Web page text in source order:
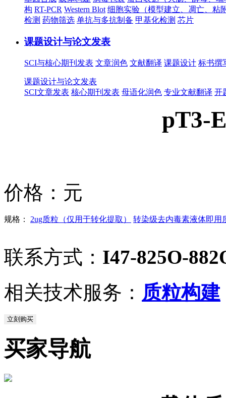
构 RT-PCR Western Blot 细胞实验（模型建立、凋亡、粘
检测 药物筛选 单抗与多抗制备 甲基化检测 芯片
课题设计与论文发表
SCI与核心期刊发表 文章润色 文献翻译 课题设计 标书撰
课题设计与论文发表
SCI文章发表 核心期刊发表 母语化润色 专业文献翻译 开
pT3-
价格： 元
规格： 2ug质粒（仅用于转化提取） 转染级去内毒素液体即用
联系方式： I47-825O-
相关技术服务： 质粒构建
立刻购买
买家导航